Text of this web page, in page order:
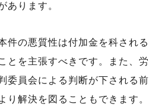
あります。
件の悪質性は付加金を科される
とを主張すべきです。また、労
委員会による判断が下される前
り解決を図ることもできます。